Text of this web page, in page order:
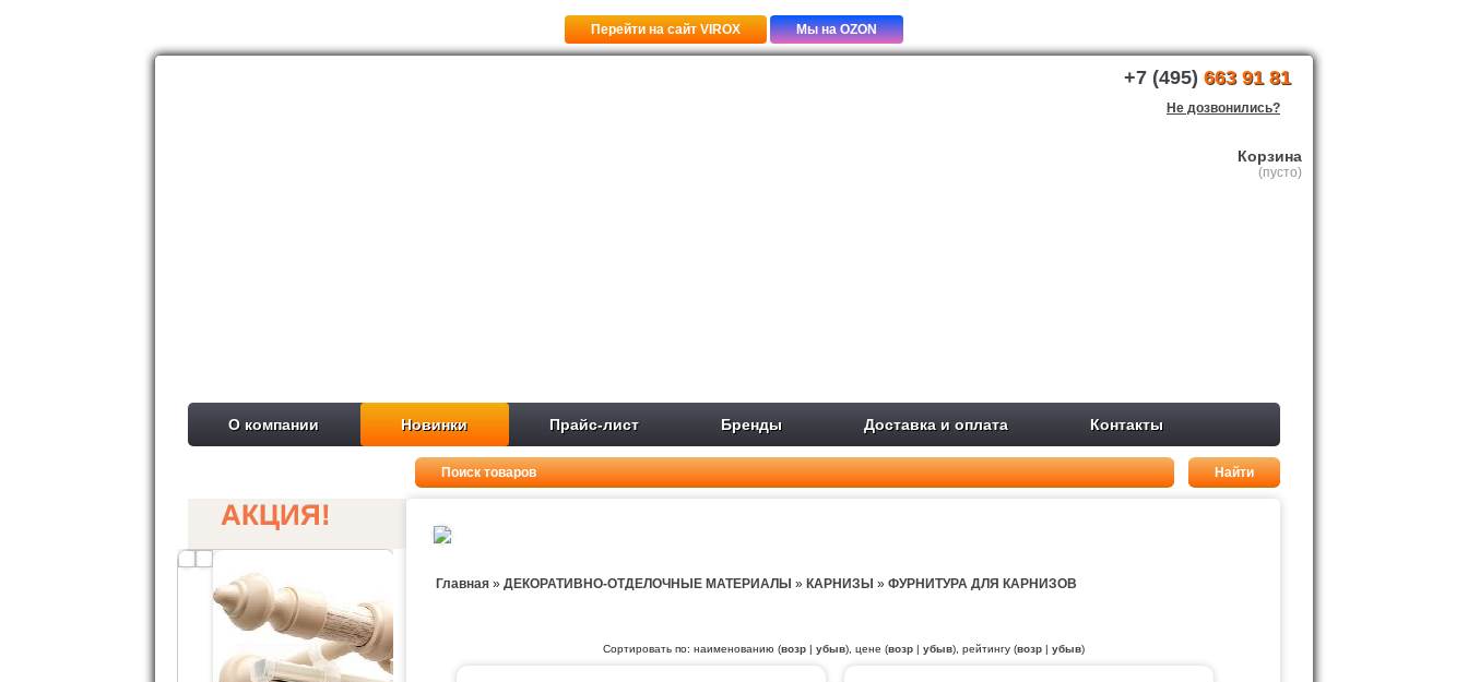
Перейти на сайт VIROX Мы на OZON
+7 (495) 663 91 81
Не дозвонились?
Корзина
(пусто)
О компании Новинки Прайс-лист Бренды Доставка и оплата Контакты
АКЦИЯ!
Главная » ДЕКОРАТИВНО-ОТДЕЛОЧНЫЕ МАТЕРИАЛЫ » КАРНИЗЫ » ФУРНИТУРА ДЛЯ КАРНИЗОВ
Сортировать по: наименованию (возр| убыв), цене (возр| убыв), рейтингу (возр| убыв)